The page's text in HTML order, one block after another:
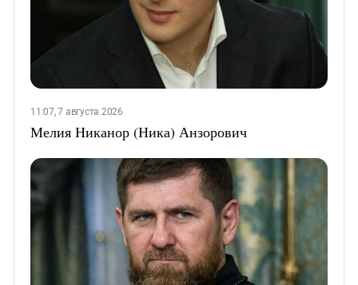
11:07, 7 августа 2026
Мелия Никанор (Ника) Анзорович